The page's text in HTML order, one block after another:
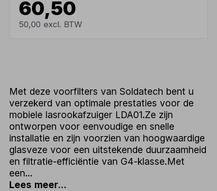
60,50
50,00 excl. BTW
Met deze voorfilters van Soldatech bent u
verzekerd van optimale prestaties voor de
mobiele lasrookafzuiger LDA01.Ze zijn
ontworpen voor eenvoudige en snelle
installatie en zijn voorzien van hoogwaardige
glasveze voor een uitstekende duurzaamheid
en filtratie-efficiëntie van G4-klasse.Met
een...
Lees meer...